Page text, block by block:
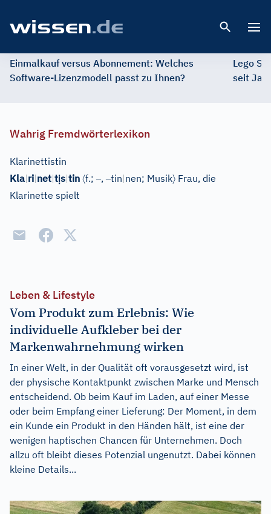
Einmalkauf versus Abonnement: Welches
Software-Lizenzmodell passt zu Ihnen?
Lego
seit
Wahrig Fremdwörterlexikon
Klarinettistin
Kla|ri|net|tịs|tin 〈f.;–,–tin|nen; Musik〉 Frau, die
Klarinette spielt
Leben & Lifestyle
Vom Produkt zum Erlebnis: Wie
individuelle Aufkleber bei der
Markenwahrnehmung wirken
In einer Welt, in der Qualität oft vorausgesetzt wird, ist
der physische Kontaktpunkt zwischen Marke und Mensch
entscheidend. Ob beim Kauf im Laden, auf einer Messe
oder beim Empfang einer Lieferung: Der Moment, in dem
ein Kunde ein Produkt in den Händen hält, ist eine der
wenigen haptischen Chancen für Unternehmen. Doch
allzu oft bleibt dieses Potenzial ungenutzt. Dabei können
kleine Details...